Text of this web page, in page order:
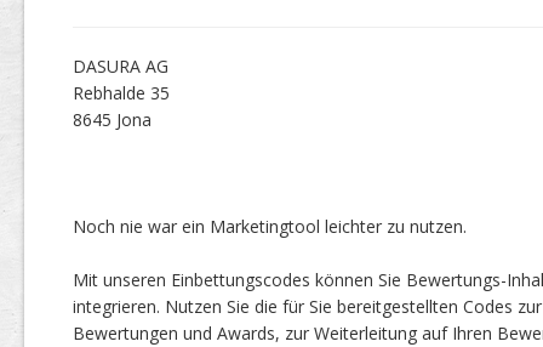
DASURA AG
Rebhalde 35
8645 Jona
Noch nie war ein Marketingtool leichter zu nutzen.
Mit unseren Einbettungscodes können Sie Bewertungs-
integrieren. Nutzen Sie die für Sie bereitgestellten Codes
Bewertungen und Awards, zur Weiterleitung auf Ihren